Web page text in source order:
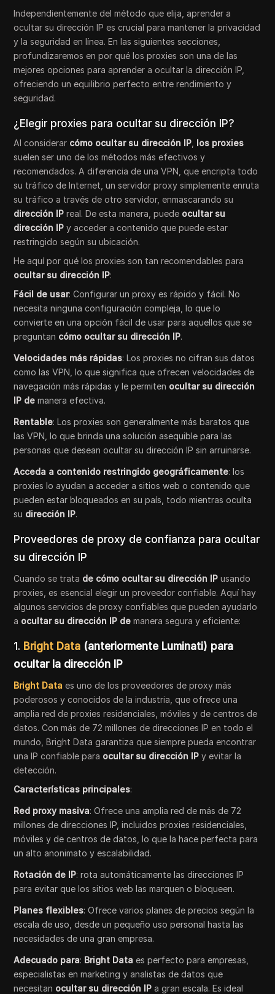
Independientemente del método que elija, aprender a
ocultar su dirección IP es crucial para mantener la privacidad
y la seguridad en línea. En las siguientes secciones,
profundizaremos en por qué los proxies son una de las
mejores opciones para aprender a ocultar la dirección IP,
ofreciendo un equilibrio perfecto entre rendimiento y
seguridad.
¿Elegir proxies para ocultar su dirección IP?
Al considerar cómo ocultar su dirección IP los proxies
suelen ser uno de los métodos más efectivos y
recomendados. A diferencia de una VPN, que encripta todo
su tráfico de Internet, un servidor proxy simplemente enruta
su tráfico a través de otro servidor, enmascarando su
dirección IP real. De esta manera, puede ocultar su
dirección IP y acceder a contenido que puede estar
restringido según su ubicación.
He aquí por qué los proxies son tan recomendables para
ocultar su dirección IP:
Fácil de usar: Configurar un proxy es rápido y fácil. No
necesita ninguna configuración compleja, lo que lo
convierte en una opción fácil de usar para aquellos que se
preguntan cómo ocultar su dirección IP.
Velocidades más rápidas: Los proxies no cifran sus datos
como las VPN, lo que significa que ofrecen velocidades de
navegación más rápidas y le permiten ocultar su dirección
IP de manera efectiva.
Rentable: Los proxies son generalmente más baratos que
las VPN, lo que brinda una solución asequible para las
personas que desean ocultar su dirección IP sin arruinarse.
Acceda a contenido restringido geográficamente: los
proxies lo ayudan a acceder a sitios web o contenido que
pueden estar bloqueados en su país, todo mientras oculta
su dirección IP.
Proveedores de proxy de confianza para ocultar
su dirección IP
Cuando se trata de cómo ocultar su dirección IP usando
proxies, es esencial elegir un proveedor confiable. Aquí hay
algunos servicios de proxy confiables que pueden ayudarlo
a ocultar su dirección IP de manera segura y eficiente:
1. Bright Data (anteriormente Luminati) para
ocultar la dirección IP
Bright Data es uno de los proveedores de proxy más
poderosos y conocidos de la industria, que ofrece una
amplia red de proxies residenciales, móviles y de centros de
datos. Con más de 72 millones de direcciones IP en todo el
mundo, Bright Data garantiza que siempre pueda encontrar
una IP confiable para ocultar su dirección IP y evitar la
detección.
Características principales:
Red proxy masiva: Ofrece una amplia red de más de 72
millones de direcciones IP, incluidos proxies residenciales,
móviles y de centros de datos, lo que la hace perfecta para
un alto anonimato y escalabilidad.
Rotación de IP: rota automáticamente las direcciones IP
para evitar que los sitios web las marquen o bloqueen.
Planes flexibles: Ofrece varios planes de precios según la
escala de uso, desde un pequeño uso personal hasta las
necesidades de una gran empresa.
Adecuado para: Bright Data es perfecto para empresas,
especialistas en marketing y analistas de datos que
necesitan ocultar su dirección IP a gran escala. Es ideal